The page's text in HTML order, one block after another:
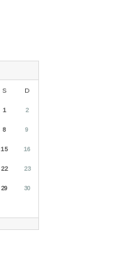
S D
1 2
8 9
15 16
22 23
29 30